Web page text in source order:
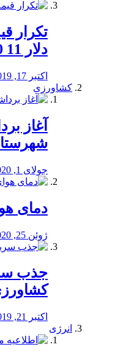
تکرار
دلار 11 400
اکتبر 17, 2019
کشاورزی
آغاز
جولای 1, 2020
دمای
ژوئن 25, 2020
جذب
اکتبر 21, 2019
انرژی